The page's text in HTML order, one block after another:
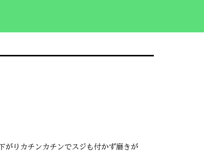
がりカチンカチンでスジも付かず磨きが